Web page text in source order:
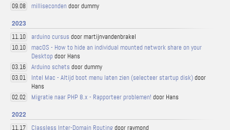
09.08 milliseconden door dummy
2023
11.10 arduino cursus door martijnvandenbrakel
10.10
macOS - How to hide an individual mounted network share on your
Desktop door Hans
03.16 Arduino schets door dummy
03.01 Intel Mac - Altijd boot menu laten zien (selecteer startup disk)door
Hans
02.02 Migratie naar PHP 8.x - Rapporteer problemen! door Hans
2022
11.17 Classless Inter-Domain Routingdoor raymond